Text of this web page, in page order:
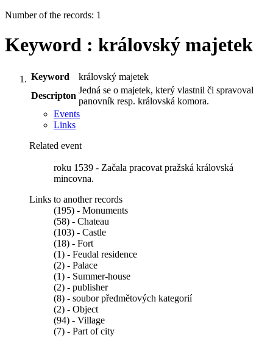
Number of the records: 1
Keyword : královský majetek
Keyword
královský majetek
Descripton
Jedná se o majetek, který vlastnil či spravoval
panovník resp. královská komora.
Events
Links
Related event
roku 1539 - Začala pracovat pražská královská
mincovna.
Links to another records
(195) - Monuments
(58) - Chateau
(103) - Castle
(18) - Fort
(1) - Feudal residence
(2) - Palace
(1) - Summer-house
(2) - publisher
(8) - soubor předmětových kategorií
(2) - Object
(94) - Village
(7) - Part of city